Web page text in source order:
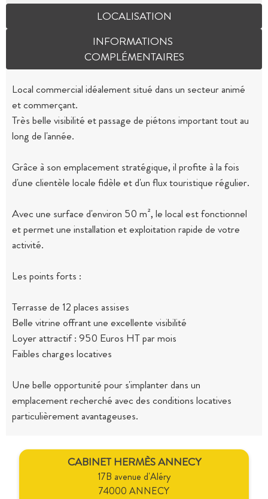
LOCALISATION
INFORMATIONS
COMPLÉMENTAIRES
Local commercial idéalement situé dans un secteur animé
et commerçant.
Très belle visibilité et passage de piétons important tout au
long de l'année.
Grâce à son emplacement stratégique, il profite à la fois
d'une clientèle locale fidèle et d'un flux touristique régulier.
Avec une surface d'environ 50 m², le local est fonctionnel
et permet une installation et exploitation rapide de votre
activité.
Les points forts :
Terrasse de 12 places assises
Belle vitrine offrant une excellente visibilité
Loyer attractif : 950 Euros HT par mois
Faibles charges locatives
Une belle opportunité pour s'implanter dans un
emplacement recherché avec des conditions locatives
particulièrement avantageuses.
CABINET HERMÈS ANNECY
17B avenue d'Aléry
74000 ANNECY